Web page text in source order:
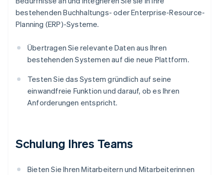
bestehenden Buchhaltungs- oder Enterprise-Resource-
Planning (ERP)-Systeme.
Übertragen Sie relevante Daten aus Ihren
bestehenden Systemen auf die neue Plattform.
Testen Sie das System gründlich auf seine
einwandfreie Funktion und darauf, ob es Ihren
Anforderungen entspricht.
Schulung Ihres Teams
Bieten Sie Ihren Mitarbeitern und Mitarbeiterinnen